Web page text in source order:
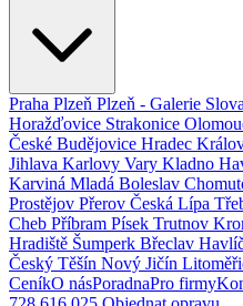
Praha Plzeň Plzeň - Galerie
Horažďovice Strakonice
České Budějovice Hradec
Jihlava Karlovy Vary Kladno
Karviná Mladá Boleslav
Prostějov Přerov Česká Lípa
Cheb Příbram Písek Trutnov
Hradiště Šumperk Břeclav
Český Těšín Nový Jičín
CeníkO násPoradnaPro firmy